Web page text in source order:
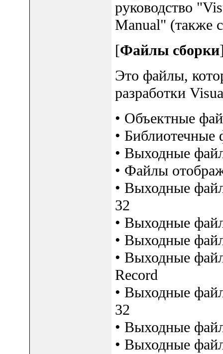
руководство
Manual" (также
[Файлы сборки
Это файлы,
разработки
• Объектные
• Библиотечные
• Выходные
• Файлы
• Выходные
32
• Выходные
• Выходные
• Выходные
Record
• Выходные
32
• Выходные
• Выходные